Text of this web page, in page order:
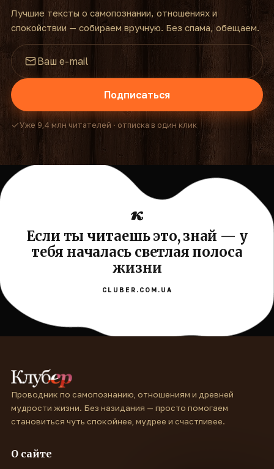
Лучшие тексты о самопознании, отношениях и
спокойствии — собираем вручную. Без спама, обещаем.
Подписаться
Уже 9,4 млн читателей · отписка в один клик
Если ты читаешь это, знай — у
тебя началась светлая полоса
жизни
CLUBER.COM.UA
Проводник по самопознанию, отношениям и древней
мудрости жизни. Без назидания — просто помогаем
становиться чуть спокойнее, мудрее и счастливее.
О сайте